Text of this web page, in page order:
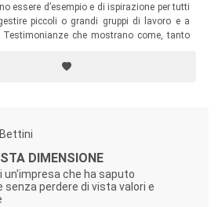
essere d’esempio e di ispirazione per tutti
piccoli o grandi gruppi di lavoro e a
che mostrano come, tanto
quella che mette al centro la persona.
DIMENSIONE
un'impresa che ha saputo
senza perdere di vista valori e